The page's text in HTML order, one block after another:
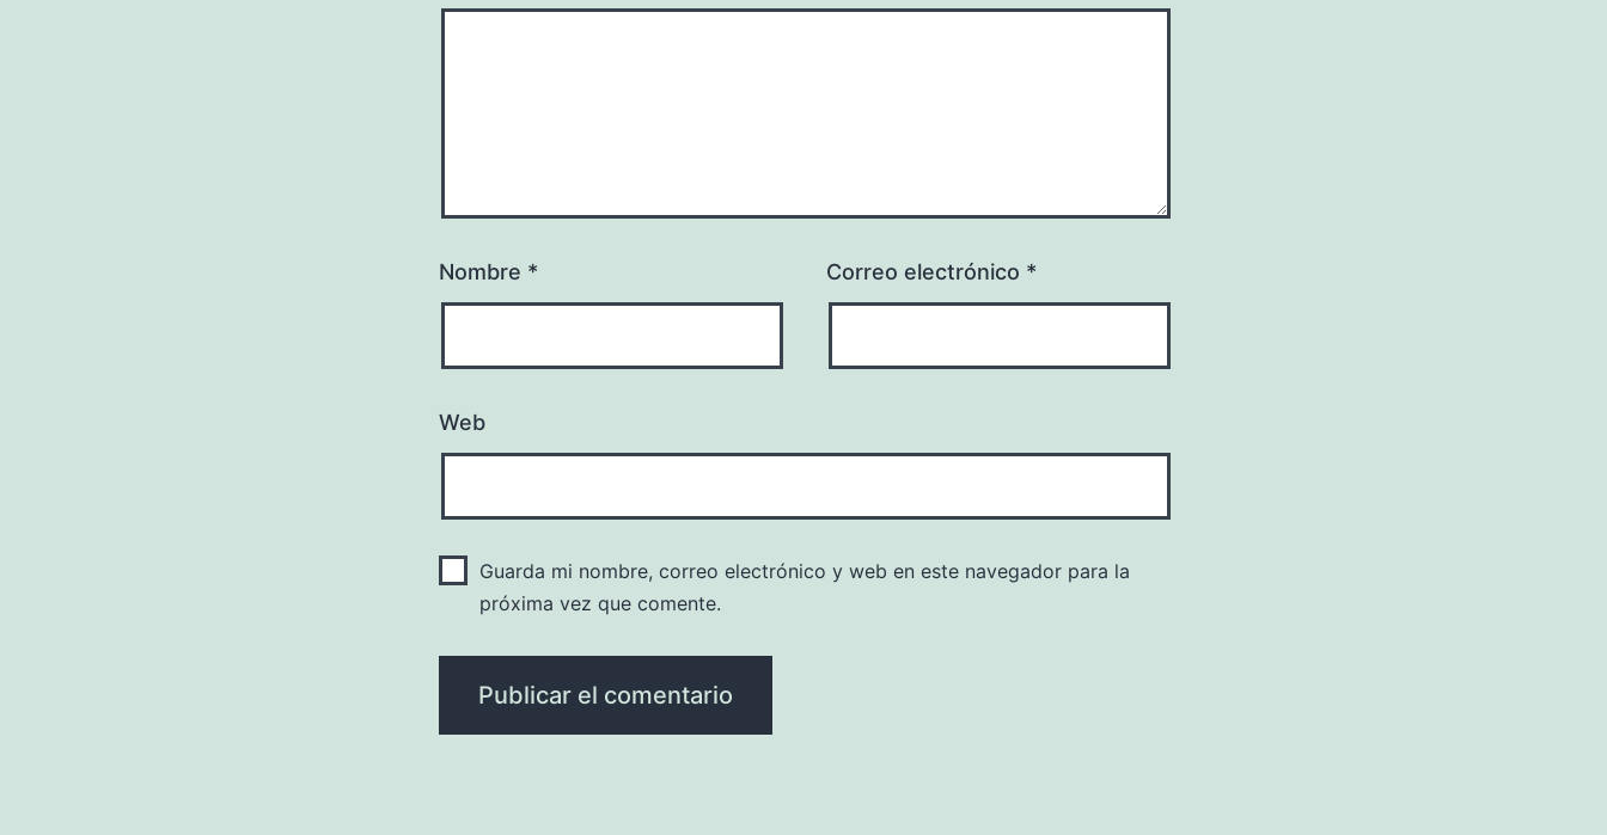
Nombre * Correo electrónico *
Web
Guarda mi nombre, correo electrónico y web en este navegador para la
próxima vez que comente.